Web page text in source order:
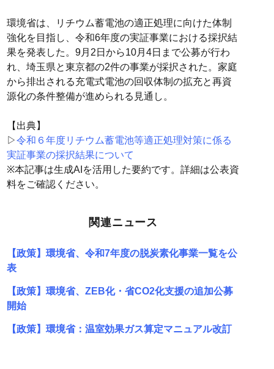
環境省は、リチウム蓄電池の適正処理に向けた体制
強化を目指し、令和6年度の実証事業における採択結
果を発表した。9月2日から10月4日まで公募が行わ
れ、埼玉県と東京都の2件の事業が採択された。家庭
から排出される充電式電池の回収体制の拡充と再資
源化の条件整備が進められる見通し。
【出典】
▷令和６年度リチウム蓄電池等適正処理対策に係る
実証事業の採択結果について
※本記事は生成AIを活用した要約です。詳細は公表資
料をご確認ください。
関連ニュース
【政策】環境省、令和7年度の脱炭素化事業一覧を公
表
【政策】環境省、ZEB化・省CO2化支援の追加公募
開始
【政策】環境省：温室効果ガス算定マニュアル改訂